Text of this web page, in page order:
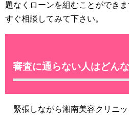
題なくローンを組むことができ
すぐ相談してみて下さい。
審査に通らない人はどん
緊張しながら湘南美容クリニ